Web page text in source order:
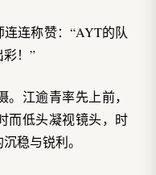
连称赞：“AYT的队
！”
江逾青率先上前，
而低头凝视镜头，时
稳与锐利。